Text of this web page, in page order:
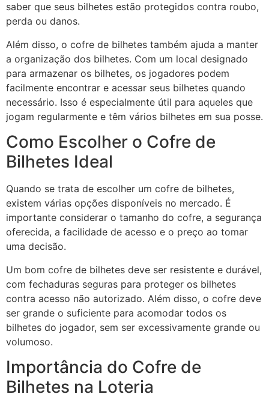
saber que seus bilhetes estão protegidos contra roubo,
perda ou danos.
Além disso, o cofre de bilhetes também ajuda a manter
a organização dos bilhetes. Com um local designado
para armazenar os bilhetes, os jogadores podem
facilmente encontrar e acessar seus bilhetes quando
necessário. Isso é especialmente útil para aqueles que
jogam regularmente e têm vários bilhetes em sua posse.
Como Escolher o Cofre de
Bilhetes Ideal
Quando se trata de escolher um cofre de bilhetes,
existem várias opções disponíveis no mercado. É
importante considerar o tamanho do cofre, a segurança
oferecida, a facilidade de acesso e o preço ao tomar
uma decisão.
Um bom cofre de bilhetes deve ser resistente e durável,
com fechaduras seguras para proteger os bilhetes
contra acesso não autorizado. Além disso, o cofre deve
ser grande o suficiente para acomodar todos os
bilhetes do jogador, sem ser excessivamente grande ou
volumoso.
Importância do Cofre de
Bilhetes na Loteria